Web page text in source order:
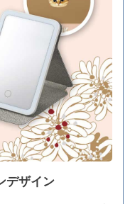
デザイン